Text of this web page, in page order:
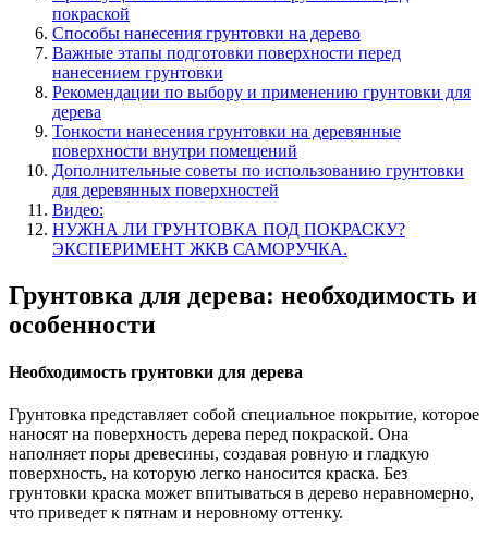
покраской
Способы нанесения грунтовки на дерево
Важные этапы подготовки поверхности перед
нанесением грунтовки
Рекомендации по выбору и применению грунтовки для
дерева
Тонкости нанесения грунтовки на деревянные
поверхности внутри помещений
Дополнительные советы по использованию грунтовки
для деревянных поверхностей
Видео:
НУЖНА ЛИ ГРУНТОВКА ПОД ПОКРАСКУ?
ЭКСПЕРИМЕНТ ЖКВ САМОРУЧКА.
Грунтовка для дерева: необходимость и
особенности
Необходимость грунтовки для дерева
Грунтовка представляет собой специальное покрытие, которое
наносят на поверхность дерева перед покраской. Она
наполняет поры древесины, создавая ровную и гладкую
поверхность, на которую легко наносится краска. Без
грунтовки краска может впитываться в дерево неравномерно,
что приведет к пятнам и неровному оттенку.